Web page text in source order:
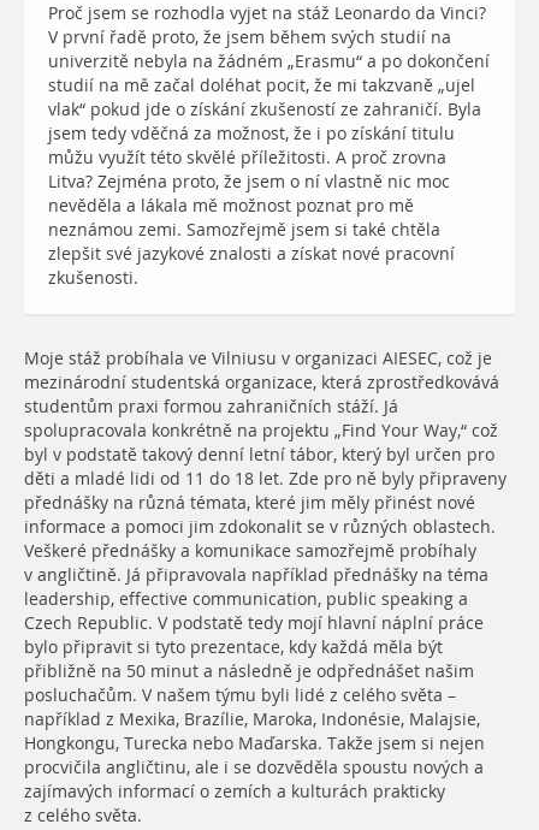
Proč jsem se rozhodla vyjet na stáž Leonardo da Vinci?
V první řadě proto, že jsem během svých studií na
univerzitě nebyla na žádném „Erasmu“ a po dokončení
studií na mě začal doléhat pocit, že mi takzvaně „ujel
vlak“ pokud jde o získání zkušeností ze zahraničí. Byla
jsem tedy vděčná za možnost, že i po získání titulu
můžu využít této skvělé příležitosti. A proč zrovna
Litva? Zejména proto, že jsem o ní vlastně nic moc
nevěděla a lákala mě možnost poznat pro mě
neznámou zemi. Samozřejmě jsem si také chtěla
zlepšit své jazykové znalosti a získat nové pracovní
zkušenosti.
Moje stáž probíhala ve Vilniusu v organizaci AIESEC, což je
mezinárodní studentská organizace, která zprostředkovává
studentům praxi formou zahraničních stáží. Já
spolupracovala konkrétně na projektu „Find Your Way,“ což
byl v podstatě takový denní letní tábor, který byl určen pro
děti a mladé lidi od 11 do 18 let. Zde pro ně byly připraveny
přednášky na různá témata, které jim měly přinést nové
informace a pomoci jim zdokonalit se v různých oblastech.
Veškeré přednášky a komunikace samozřejmě probíhaly
v angličtině. Já připravovala například přednášky na téma
leadership, effective communication, public speaking a
Czech Republic. V podstatě tedy mojí hlavní náplní práce
bylo připravit si tyto prezentace, kdy každá měla být
přibližně na 50 minut a následně je odpřednášet našim
posluchačům. V našem týmu byli lidé z celého světa –
například z Mexika, Brazílie, Maroka, Indonésie, Malajsie,
Hongkongu, Turecka nebo Maďarska. Takže jsem si nejen
procvičila angličtinu, ale i se dozvěděla spoustu nových a
zajímavých informací o zemích a kulturách prakticky
z celého světa.